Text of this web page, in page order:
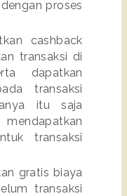
proses
cashback
transaksi di
dapatkan
transaksi
itu saja
transaksi
gratis biaya
transaksi